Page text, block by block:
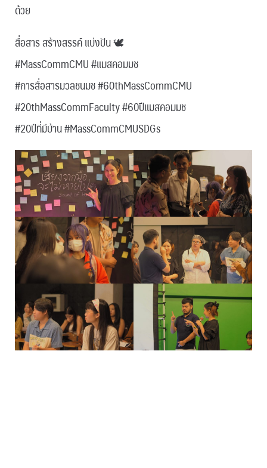
ด้วย
สื่อสาร สร้างสรรค์ แบ่งปัน 🕊
#MassCommCMU #แมสคอมมช
#การสื่อสารมวลชนมช #60thMassCommCMU
#20thMassCommFaculty #60ปีแมสคอมมช
#20ปีที่มีบ้าน #MassCommCMUSDGs